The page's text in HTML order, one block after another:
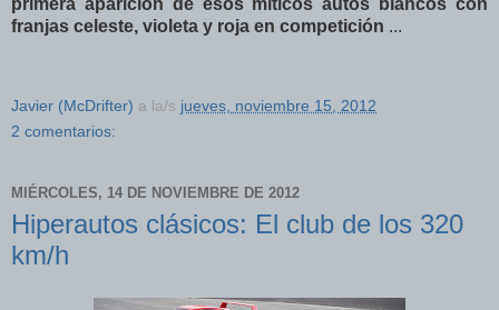
franjas celeste, violeta y roja en competición ...
Javier (McDrifter) a la/s jueves, noviembre 15, 2012
2 comentarios:
MIÉRCOLES, 14 DE NOVIEMBRE DE 2012
Hiperautos clásicos: El club de los 320
km/h